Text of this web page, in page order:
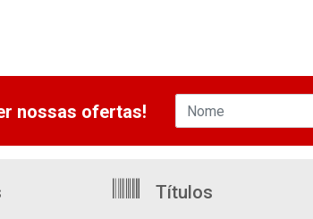
nossas ofertas!
Títulos